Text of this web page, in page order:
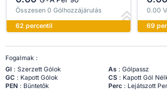
Összesen 0 Gólhozzájárulás
62 percentil
0.00
69
Fogalmak :
Gl : Szerzett Gólok As: Gólpassz
GC : Kapott Gólok CS: Kapott Gól
PEN: Büntetők Perc: Lejátszott